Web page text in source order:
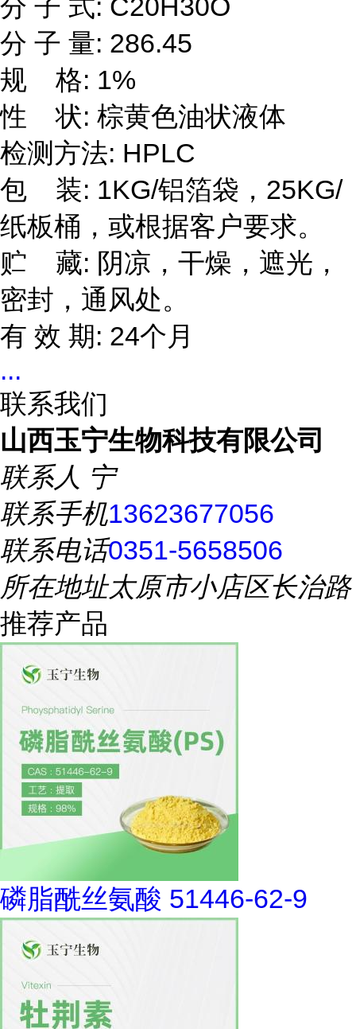
分 子 式: C20H30O
分 子 量: 286.45
规 格: 1%
性 状: 棕黄色油状液体
检测方法: HPLC
包 装: 1KG/铝箔袋，25KG/
纸板桶，或根据客户要求。
贮 藏: 阴凉，干燥，遮光，
密封，通风处。
有 效 期: 24个月
...
联系我们
山西玉宁生物科技有限公司
联系人 宁
联系手机13623677056
联系电话0351-5658506
所在地址太原市小店区长治路
推荐产品
磷脂酰丝氨酸 51446-62-9